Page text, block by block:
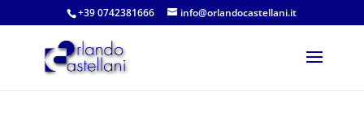
+39 0742381666 info@orlandocastellani.it